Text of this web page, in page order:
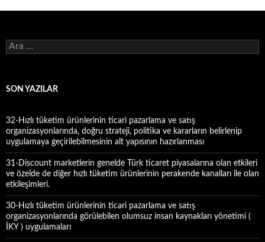
dolaşımı
A
r
a
SON YAZILAR
32-Hızlı tüketim ürünlerinin ticari pazarlama ve satış
organizasyonlarında, doğru strateji, politika ve kararların belirlenip
uygulamaya geçirilebilmesinin alt yapısının hazırlanması
31-Discount marketlerin genelde Türk ticaret piyasalarına olan etkileri
ve özelde de diğer hızlı tüketim ürünlerinin perakende kanalları ile olan
etkileşimleri.
30-Hızlı tüketim ürünlerinin ticari pazarlama ve satış
organizasyonlarında görülebilen olumsuz insan kaynakları yönetimi (
İKY ) uygulamaları